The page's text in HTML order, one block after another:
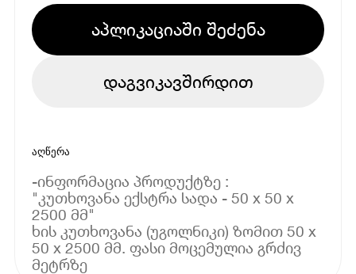
აპლიკაციაში შეძენა
დაგვიკავშირდით
აღწერა
-ინფორმაცია პროდუქტზე :
"კუთხოვანა ექსტრა სადა - 50 x 50 x
2500 მმ"
ხის კუთხოვანა (უგოლნიკი) ზომით 50 x
50 x 2500 მმ. ფასი მოცემულია გრძივ
მეტრზე